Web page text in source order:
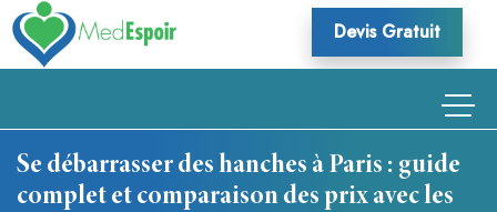
Skip
to
content
Devis Gratuit
Se débarrasser des hanches à Paris : guide
complet et comparaison des prix avec les